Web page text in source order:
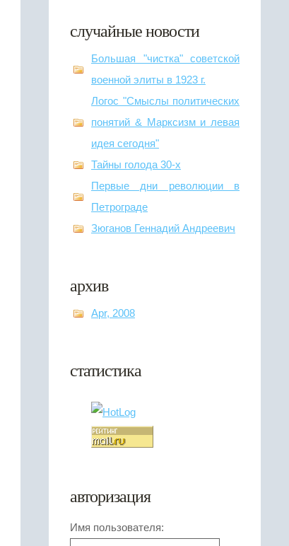
случайные новости
Большая "чистка" советской
военной элиты в 1923 г.
Логос "Смыслы политических
понятий & Марксизм и левая
идея сегодня"
Тайны голода 30-х
Первые дни революции в
Петрограде
Зюганов Геннадий Андреевич
архив
Apr, 2008
статистика
авторизация
Имя пользователя: